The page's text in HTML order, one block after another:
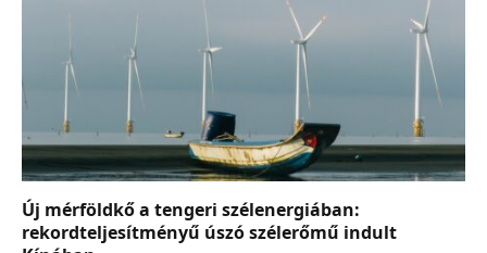
Új mérföldkő a tengeri szélenergiában:
rekordteljesítményű úszó szélerőmű indult